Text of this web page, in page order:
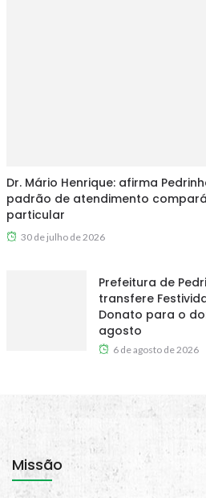
Dr. Mário Henrique: afirma
padrão de atendimento
particular
30 de julho de 2026
Prefeitura de
transfere
Donato para o
agosto
6 de agosto de 2026
Missão